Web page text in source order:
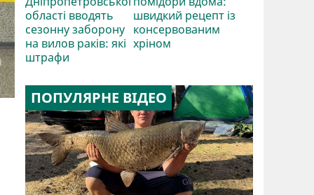
області вводять
сезонну заборону
на вилов раків: які
штрафи
швидкий рецепт із
консервованим
хріном
ПОПУЛЯРНЕ ВІДЕО